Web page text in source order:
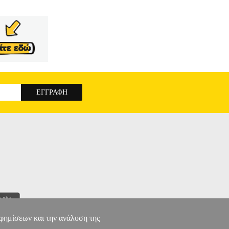
και την ανάλυση της